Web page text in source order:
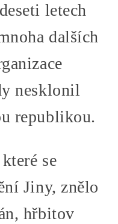
letech
dalších
nesklonil
republikou.
se
Jiny, znělo
hřbitov